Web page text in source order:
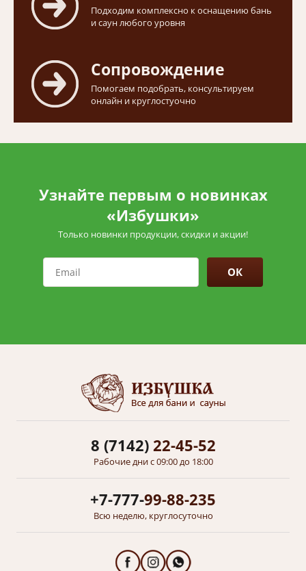
Подходим комплексно к оснащению бань
и саун любого уровня
Сопровождение
Помогаем подобрать, консультируем
онлайн и круглостуочно
Узнайте первым о новинках
«Избушки»
Только новинки продукции, скидки и акции!
ОК
8 (7142)22-45-52
Рабочие дни с 09:00 до 18:00
+7-777-99-88-235
Всю неделю, круглосуточно